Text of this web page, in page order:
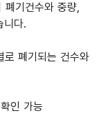
기건수와 중량,
니다.
로 폐기되는 건수와
인 가능